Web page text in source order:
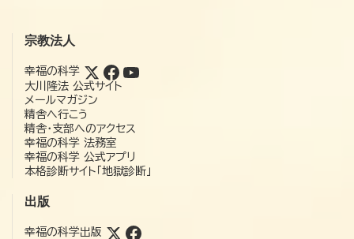
宗教法人
幸福の科学
大川隆法 公式サイト
メールマガジン
精舎へ行こう
精舎・支部へのアクセス
幸福の科学 法務室
幸福の科学 公式アプリ
本格診断サイト「地獄診断」
出版
幸福の科学出版